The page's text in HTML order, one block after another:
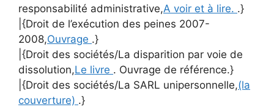
responsabilité administrative,A voir et à lire. .}
|{Droit de l’exécution des peines 2007-
2008,Ouvrage .}
|{Droit des sociétés/La disparition par voie de
dissolution,Le livre . Ouvrage de référence.}
|{Droit des sociétés/La SARL unipersonnelle,(la
couverture) .}